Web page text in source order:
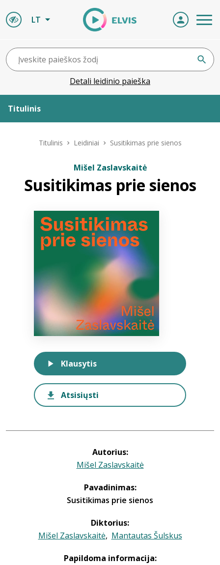
LT
Detali leidinio paieška
Titulinis
ELVIS atvyksta
Naujienos
Bibliotekoms
+370 667 80 541
info@elvislab.lt
Titulinis Leidiniai Susitikimas prie sienos
Mišel Zaslavskaitė
Susitikimas prie sienos
Autorius:
Mišel Zaslavskaitė
Pavadinimas:
Susitikimas prie sienos
Diktorius:
Mišel Zaslavskaitė, Mantautas Šulskus
Papildoma informacija:
Klausytis
Atsisiųsti